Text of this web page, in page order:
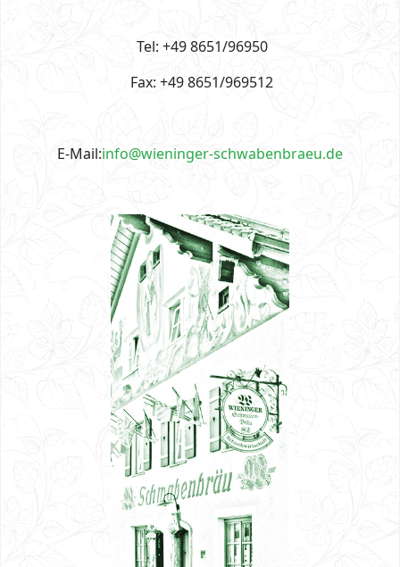
Tel: +49 8651/96950
Fax: +49 8651/969512
E-Mail:info@wieninger-schwabenbraeu.de